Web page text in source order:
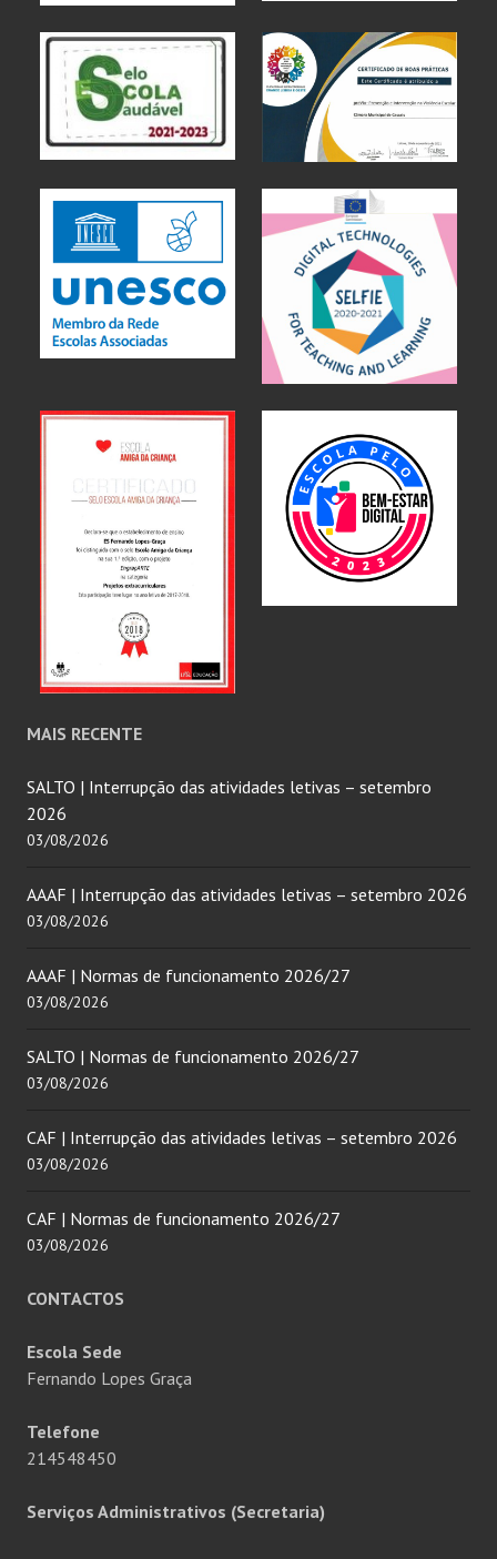
MAIS RECENTE
SALTO | Interrupção das atividades letivas – setembro
2026
03/08/2026
AAAF | Interrupção das atividades letivas – setembro 2026
03/08/2026
AAAF | Normas de funcionamento 2026/27
03/08/2026
SALTO | Normas de funcionamento 2026/27
03/08/2026
CAF | Interrupção das atividades letivas – setembro 2026
03/08/2026
CAF | Normas de funcionamento 2026/27
03/08/2026
CONTACTOS
Escola Sede
Fernando Lopes Graça
Telefone
214548450
Serviços Administrativos (Secretaria)